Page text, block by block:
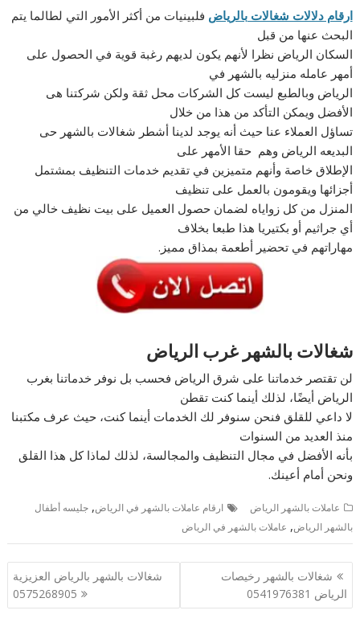
ارقام دلالات شغالات بالرياض فلبينيات من أكثر الأمور التي لطالما يتم
البحث عنها من قبل
السكان الرياض نظرا لأنهم يكون لديهم رغبة قوية في الحصول على
أمهر عامله منزليه بالشهر في
الرياض وبالطبع ليست كل الشركات محل ثقة ولكن شركتنا هى
الأفضل ويمكن التأكد من هذا من خلال
تساؤل العملاء عنا حيث أنه يوجد لدينا أشطر شغالات بالشهر حى
البديعه الرياض وهم حقا الأمهر على
الإطلاق خاصة وأنهم متميزين في تقديم خدمات التنظيف بمشتمل
أجزائها ويقومون بالعمل على تنظيف
المنزل من كل زواياه لضمان حصول العميل على بيت نظيف خالي من
أي جراثيم أو بكتيريا هذا طبعا بخلاف
مهاراتهم في تحضير أطعمة بمذاق مميز.
شغالات بالشهر غرب الرياض
لن تقتصر خدماتنا على شرق الرياض فحسب بل نوفر خدماتنا بغرب
الرياض أيضًا، لذلك أينما كنت تقطن
لا داعي للقلق فنحن سنوفر لك الخدمات أينما كنت، حيث عرف مكتبنا
منذ العديد من السنوات
بأنه الأفضل في مجال التنظيف والمجالسة، لذلك لماذا كل هذا القلق
ونحن أمام أعينك.
عاملات بالشهر الرياض ارقام عاملات بالشهر في الرياض,جليسه أطفال
بالشهر الرياض, عاملات بالشهر في الرياض
تصفّح
المقالات
شغالات بالشهر رخيصات
الرياض 0541976381
شغالات بالشهر بالرياض العزيزية
0575268905